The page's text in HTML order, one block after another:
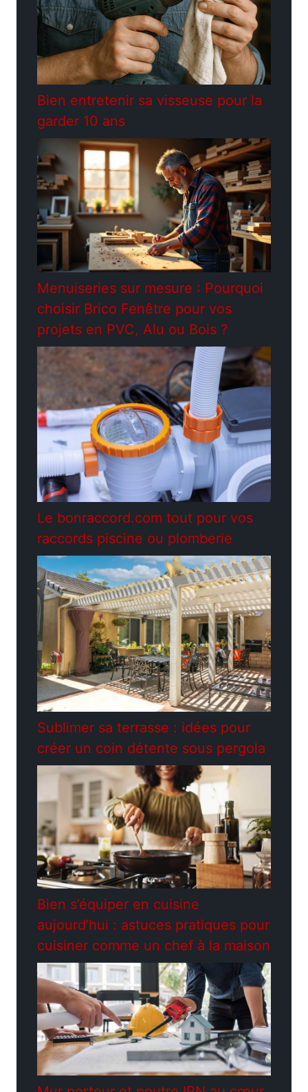
Bien entretenir sa visseuse pour la
garder 10 ans
Menuiseries sur mesure : Pourquoi
choisir Brico Fenêtre pour vos
projets en PVC, Alu ou Bois ?
Le bonraccord.com tout pour vos
raccords piscine ou plomberie
Sublimer sa terrasse : idées pour
créer un coin détente sous pergola
Bien s’équiper en cuisine
aujourd’hui : astuces pratiques pour
cuisiner comme un chef à la maison